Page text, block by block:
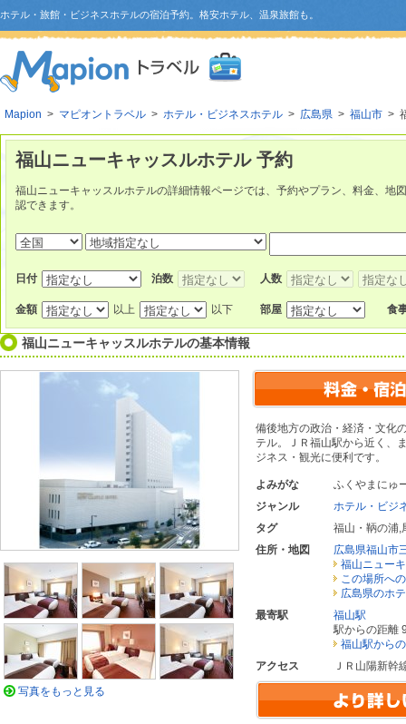
ホテル・旅館・ビジネスホテルの宿泊予約。格安ホテル、温泉旅館も。
Mapion > マピオントラベル > ホテル・ビジネスホテル > 広島県 > 福山市 >
福山ニューキャッスルホテル 予約
福山ニューキャッスルホテルの詳細情報ページでは、予約やプラン、料金、地
認できます。
日付 泊数 人数
金額 以上 以下 部屋 食
福山ニューキャッスルホテルの基本情報
備後地方の政治・経済・文化
テル。ＪＲ福山駅から近く、
ジネス・観光に便利です。
よみがな
ふくやまにゅ
ジャンル
ホテル・ビジ
タグ
福山・鞆の浦,
住所・地図
広島県福山市
福山ニュー
この場所へ
広島県のホ
最寄駅
福山駅
駅からの距離
福山駅から
アクセス
ＪＲ山陽新
写真をもっと見る